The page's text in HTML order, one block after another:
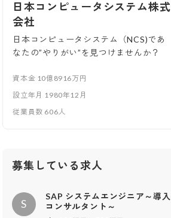
日本コンピュータシステム株式
会社
日本コンピュータシステム（NCS)であ
なたの”やりがい”を見つけませんか？
資本金 10億8916万円
設立年月 1980年12月
従業員数 606 人
募集している求人
S
SAP システムエンジニア～導入
コンサルタント～